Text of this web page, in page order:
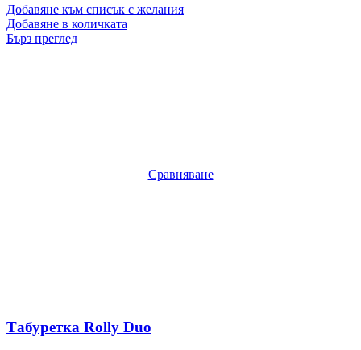
Добавяне към списък с желания
Добавяне в количката
Бърз преглед
Сравняване
Табуретка Rolly Duo